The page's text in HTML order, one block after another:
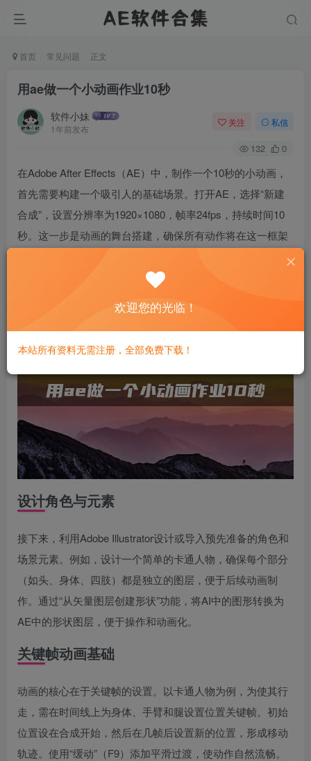
首页 常见问题 正文
用ae做一个小动画作业10秒
软件小妹
1年前发布
关注 私信
132 0
在Adobe After Effects（AE）中，制作一个10秒的小动画，
首先需要构建一个吸引人的基础场景。打开AE，选择“新建
合成”，设置分辨率为1920×1080，帧率24fps，持续时间10
秒。这一步是动画的舞台搭建，确保所有动作将在这一框架
设计角色与元素
接下来，利用Adobe Illustrator设计或导入预先准备的角色和
场景元素。例如，设计一个简单的卡通人物，确保每个部分
（如头、身体、四肢）都是独立的图层，便于后续动画制
作。通过“从矢量图层创建形状”功能，将AI中的图形转换为
AE中的形状图层，便于操作和动画化。
关键帧动画基础
动画的核心在于关键帧的设置。以卡通人物为例，为使其行
走，需在时间线上为身体、手臂和腿设置位置关键帧。初始
位置设在合成开始，然后在几帧后设置新的位置，形成移动
轨迹。使用“缓动”（F9）添加平滑过渡，使动作自然流畅。
欢迎您的光临！
本站所有资料无需注册，全部免费下载！